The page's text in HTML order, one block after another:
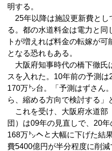
明する。
25年以降は施設更新費とし
る。都の水道料金は電力と同
トが増えれば料金の転嫁が
となる恐れもある。
大阪府知事時代の橋下徹氏
スを入れた。10年前の予測
170万㌧台。「予測はずさん
ら、縮める方向で検討する」
これを受け、大阪府水道部
団）は09年の見直しで、20
168万㌧へと大幅に下げた結
費5400億円が半分程度に削減